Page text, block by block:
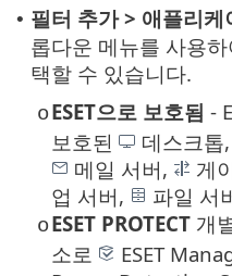
• 필터 추가 > 애플리케
롭다운 메뉴를 사용
택할 수 있습니다.
oESET으로 보호됨 -
보호된
데스크톱,
메일 서버,
게
업 서버,
파일 서
oESET PROTECT 개
소로
ESET